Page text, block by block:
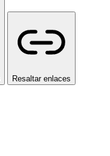
Resaltar enlaces